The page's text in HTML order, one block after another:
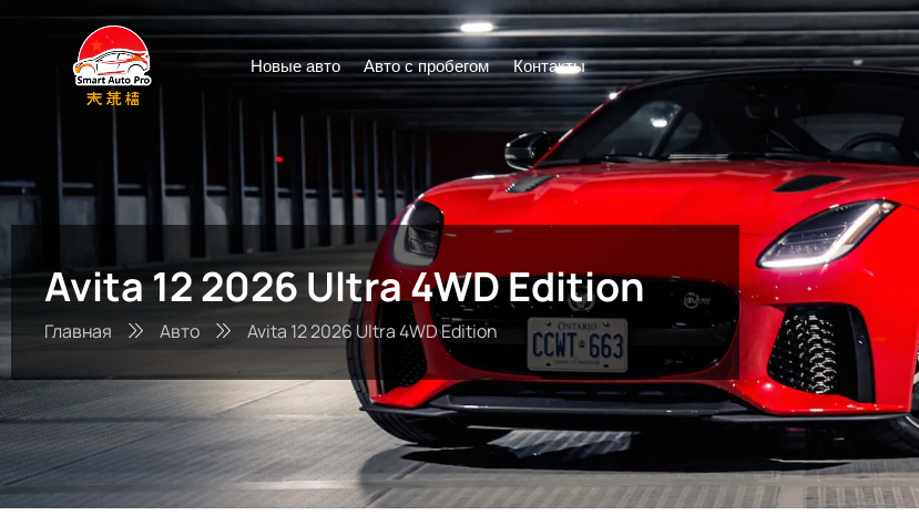
Новые авто Авто с пробегом Контакты
Avita 12 2026 Ultra 4WD Edition
Главная Авто Avita 12 2026 Ultra 4WD Edition